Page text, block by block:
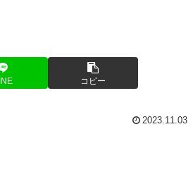
コピー
2023.11.03